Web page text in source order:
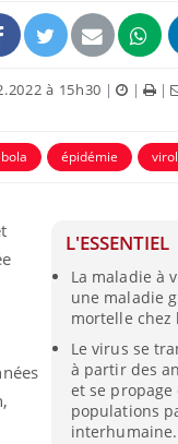
à 15h30 | | |
épidémie
L'ESSENTIEL
La maladie à
une maladie
mortelle chez
Le virus se
à partir des
et se
populations
interhumaine.